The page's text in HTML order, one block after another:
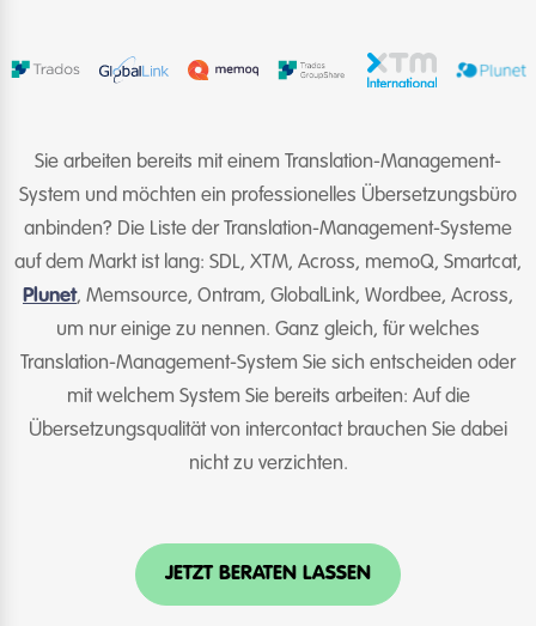
Sie arbeiten bereits mit einem Translation-Management-
System und möchten ein professionelles Übersetzungsbüro
anbinden? Die Liste der Translation-Management-Systeme
auf dem Markt ist lang: SDL, XTM, Across, memoQ, Smartcat,
Plunet, Memsource, Ontram, GlobalLink, Wordbee, Across,
um nur einige zu nennen. Ganz gleich, für welches
Translation-Management-System Sie sich entscheiden oder
mit welchem System Sie bereits arbeiten: Auf die
Übersetzungsqualität von intercontact brauchen Sie dabei
nicht zu verzichten.
JETZT BERATEN LASSEN